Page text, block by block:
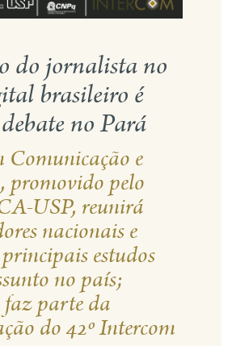
do jornalista no
brasileiro é
no Pará
e
promovido pelo
USP, reunirá
nacionais e
estudos
no país;
parte da
do 42º Intercom